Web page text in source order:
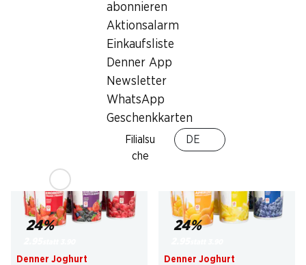
abonnieren
Aktionsalarm
Einkaufsliste
Denner App
Newsletter
WhatsApp
Geschenkkarten
Filialsu
che
DE
Casa Azzurra Burrata
Cremo Mutschli
Halbhartkäse, aus Siders, ca. 375 g,
per 100 g
* Nur in der deutschen und
italienischen Schweiz erhältlich
24%
Denner Joghurt
24%
Denner Joghurt